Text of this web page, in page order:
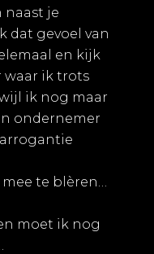
naast je
dat gevoel van
en kijk
waar ik trots
ik nog maar
ondernemer
te blèren…
moet ik nog